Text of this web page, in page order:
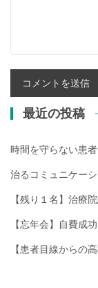
最近の投稿
時間を守らない患
治るコミュニケー
【残り１名】治療
【忘年会】自費成
【患者目線からの